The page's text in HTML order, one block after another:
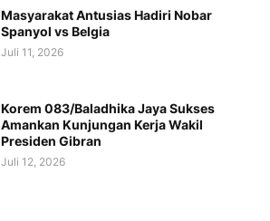
Masyarakat Antusias Hadiri Nobar
Spanyol vs Belgia
Juli 11, 2026
Korem 083/Baladhika Jaya Sukses
Amankan Kunjungan Kerja Wakil
Presiden Gibran
Juli 12, 2026